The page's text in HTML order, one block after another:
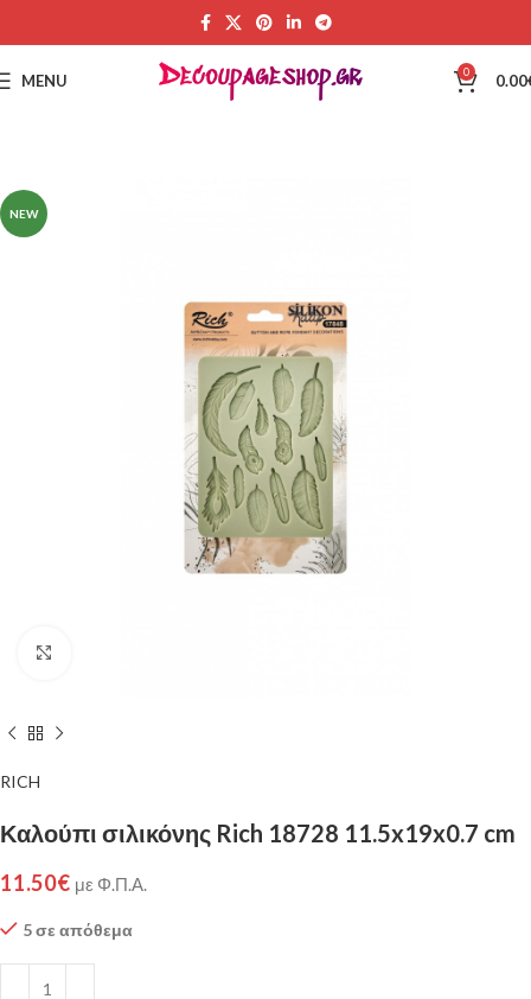
MENU 0 0.00
NEW
RICH
Καλούπι σιλικόνης Rich 18728 11.5x19x0.7 cm
11.50€ με Φ.Π.Α.
5 σε απόθεμα